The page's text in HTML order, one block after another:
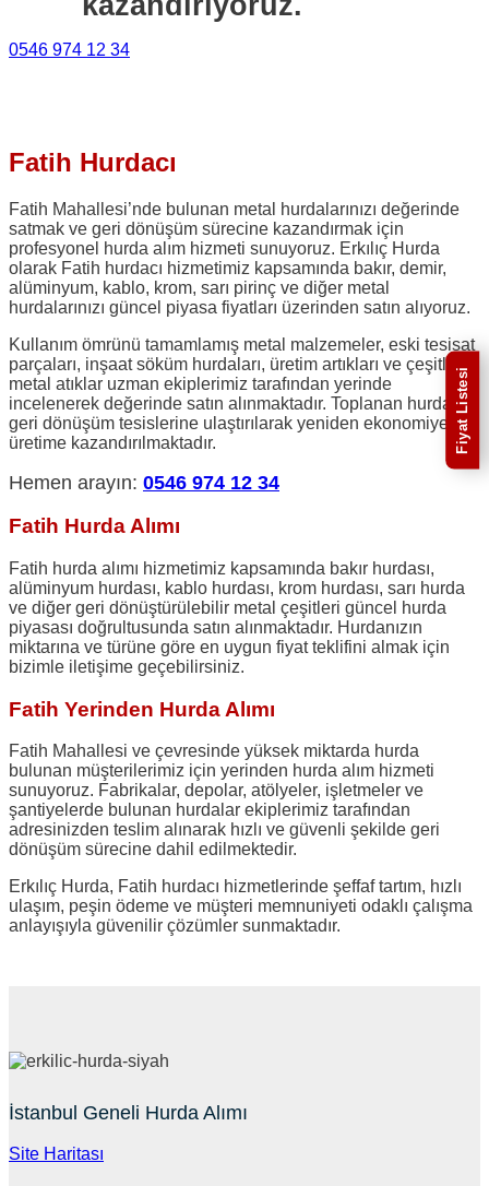
0546 974 12 34
Fatih Hurdacı
Fatih Mahallesi’nde bulunan metal hurdalarınızı değerinde
satmak ve geri dönüşüm sürecine kazandırmak için
profesyonel hurda alım hizmeti sunuyoruz. Erkılıç Hurda
olarak Fatih hurdacı hizmetimiz kapsamında bakır, demir,
alüminyum, kablo, krom, sarı pirinç ve diğer metal
hurdalarınızı güncel piyasa fiyatları üzerinden satın alıyoruz.
Kullanım ömrünü tamamlamış metal malzemeler, eski tesisat
parçaları, inşaat söküm hurdaları, üretim artıkları ve çeşitli
metal atıklar uzman ekiplerimiz tarafından yerinde
incelenerek değerinde satın alınmaktadır. Toplanan hurdalar
geri dönüşüm tesislerine ulaştırılarak yeniden ekonomiye ve
üretime kazandırılmaktadır.
Hemen arayın: 0546 974 12 34
Fatih Hurda Alımı
Fatih hurda alımı hizmetimiz kapsamında bakır hurdası,
alüminyum hurdası, kablo hurdası, krom hurdası, sarı hurda
ve diğer geri dönüştürülebilir metal çeşitleri güncel hurda
piyasası doğrultusunda satın alınmaktadır. Hurdanızın
miktarına ve türüne göre en uygun fiyat teklifini almak için
bizimle iletişime geçebilirsiniz.
Fatih Yerinden Hurda Alımı
Fatih Mahallesi ve çevresinde yüksek miktarda hurda
bulunan müşterilerimiz için yerinden hurda alım hizmeti
sunuyoruz. Fabrikalar, depolar, atölyeler, işletmeler ve
şantiyelerde bulunan hurdalar ekiplerimiz tarafından
adresinizden teslim alınarak hızlı ve güvenli şekilde geri
dönüşüm sürecine dahil edilmektedir.
Erkılıç Hurda, Fatih hurdacı hizmetlerinde şeffaf tartım, hızlı
ulaşım, peşin ödeme ve müşteri memnuniyeti odaklı çalışma
anlayışıyla güvenilir çözümler sunmaktadır.
İstanbul Geneli Hurda Alımı
Site Haritası
Fiyat Listesi